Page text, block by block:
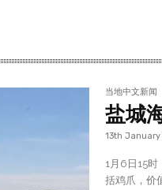
当地中文新闻
盐城
13th
1月6日15
括鸡爪，价